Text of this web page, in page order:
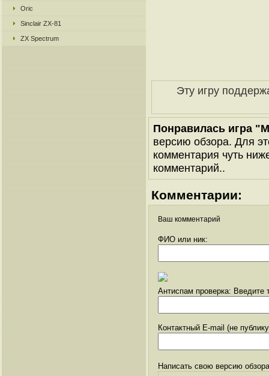
Oric
Sinclair ZX-81
ZX Spectrum
Эту игру
Понравилась игра
версию обзора. Для
комментария чуть
комментарий..
Комментарии:
Ваш комментарий
ФИО или ник:
Антиспам проверка: Введите
Контактный E-mail (не
Написать свою версию